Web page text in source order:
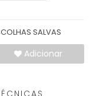
SALVAS
Adicionar